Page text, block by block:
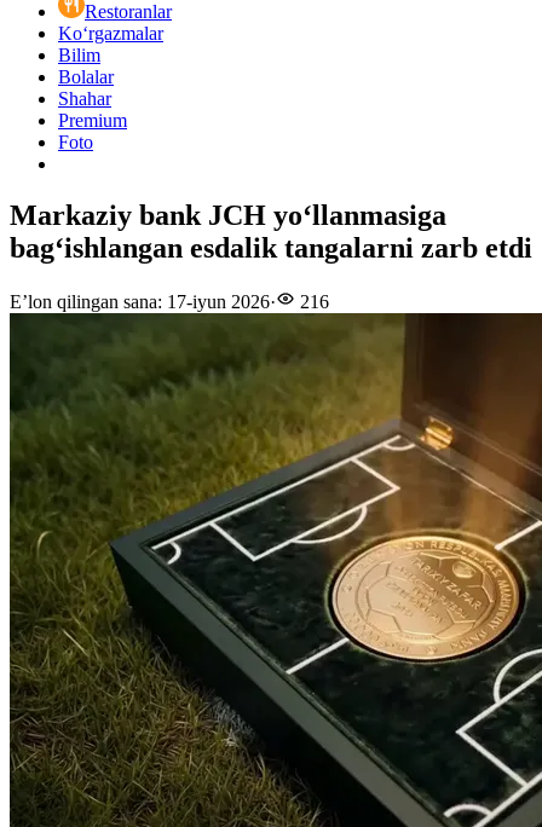
Restoranlar
Ko‘rgazmalar
Bilim
Bolalar
Shahar
Premium
Foto
Markaziy bank JCH yo‘llanmasiga
bag‘ishlangan esdalik tangalarni zarb etdi
E’lon qilingan sana: 17-iyun 2026· 216